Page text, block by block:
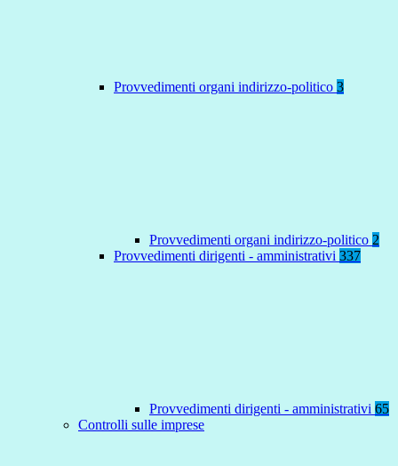
Provvedimenti organi indirizzo-politico 3
Provvedimenti organi indirizzo-politico 2
Provvedimenti dirigenti - amministrativi 337
Provvedimenti dirigenti - amministrativi 65
Controlli sulle imprese